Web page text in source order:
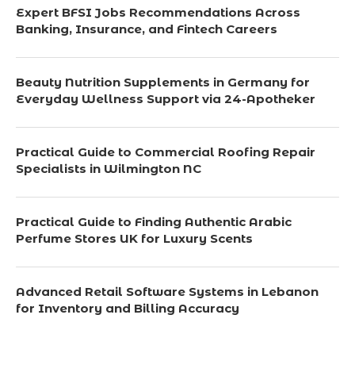
Expert BFSI Jobs Recommendations Across
Banking, Insurance, and Fintech Careers
Beauty Nutrition Supplements in Germany for
Everyday Wellness Support via 24-Apotheker
Practical Guide to Commercial Roofing Repair
Specialists in Wilmington NC
Practical Guide to Finding Authentic Arabic
Perfume Stores UK for Luxury Scents
Advanced Retail Software Systems in Lebanon
for Inventory and Billing Accuracy